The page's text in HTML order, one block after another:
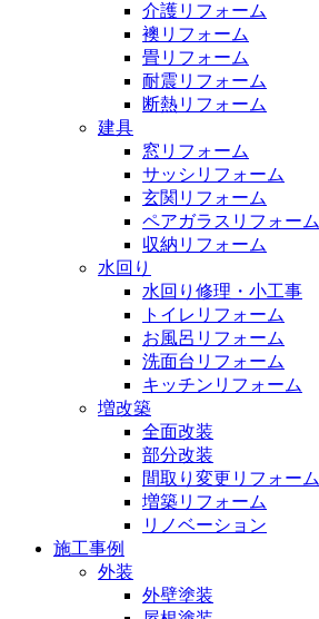
介護リフォーム
襖リフォーム
畳リフォーム
耐震リフォーム
断熱リフォーム
建具
窓リフォーム
サッシリフォーム
玄関リフォーム
ペアガラスリフォーム
収納リフォーム
水回り
水回り修理・小工事
トイレリフォーム
お風呂リフォーム
洗面台リフォーム
キッチンリフォーム
増改築
全面改装
部分改装
間取り変更リフォーム
増築リフォーム
リノベーション
施工事例
外装
外壁塗装